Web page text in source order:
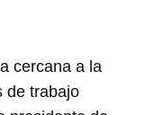
cercana a la
de trabajo